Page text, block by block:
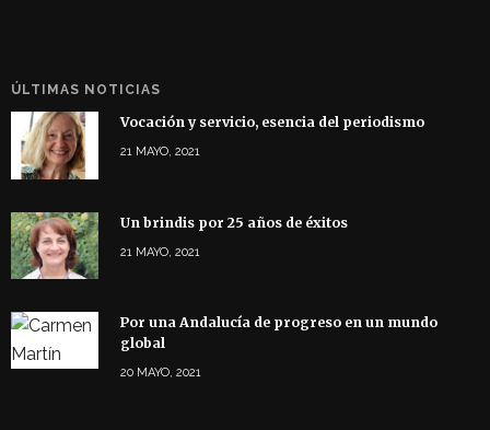
ÚLTIMAS NOTICIAS
Vocación y servicio, esencia del periodismo
21 MAYO, 2021
Un brindis por 25 años de éxitos
21 MAYO, 2021
Por una Andalucía de progreso en un mundo
global
20 MAYO, 2021